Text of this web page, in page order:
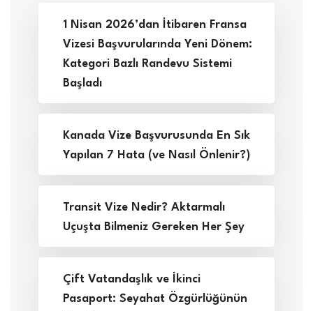
1 Nisan 2026’dan İtibaren Fransa
Vizesi Başvurularında Yeni Dönem:
Kategori Bazlı Randevu Sistemi
Başladı
Kanada Vize Başvurusunda En Sık
Yapılan 7 Hata (ve Nasıl Önlenir?)
Transit Vize Nedir? Aktarmalı
Uçuşta Bilmeniz Gereken Her Şey
Çift Vatandaşlık ve İkinci
Pasaport: Seyahat Özgürlüğünün